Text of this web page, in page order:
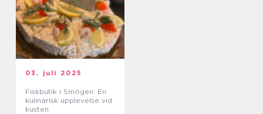
03. juli 2025
Fiskbutik i Smögen: En
kulinarisk upplevelse vid
kusten